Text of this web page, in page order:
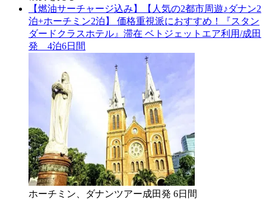
【燃油サーチャージ込み】【人気の2都市周遊♪ダナン2
泊+ホーチミン2泊】 価格重視派におすすめ！『スタン
ダードクラスホテル』滞在 ベトジェットエア利用/成田
発 4泊6日間
ホーチミン、ダナンツアー成田発 6日間